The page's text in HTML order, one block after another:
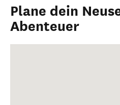
Plane dein
Abenteuer